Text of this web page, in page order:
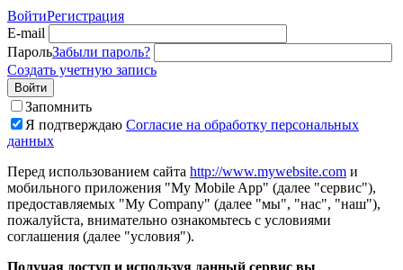
ВойтиРегистрация
E-mail
ПарольЗабыли пароль?
Создать учетную запись
Войти
Запомнить
Я подтверждаю Согласие на обработку персональных
данных
Перед использованием сайта http://www.mywebsite.com и
мобильного приложения "My Mobile App" (далее "сервис"),
предоставляемых "My Company" (далее "мы", "нас", "наш"),
пожалуйста, внимательно ознакомьтесь с условиями
соглашения (далее "условия").
Получая доступ и используя данный сервис вы